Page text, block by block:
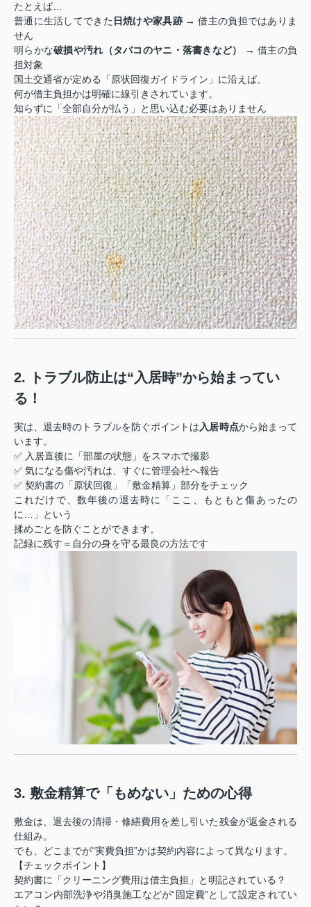
たとえば…
普通に生活してできた 日焼けや家具跡→ 借主の負担ではありま
せん
明らかな破損や汚れ（タバコのヤニ・落書きなど）
→ 借主の負
担対象
国土交通省が定める「原状回復ガイドライン」に沿えば、
何が借主負担かは明確に線引きされています。
知らずに「全部自分が払う」と思い込む必要はありません
2. トラブル防止は“入居時”から始まってい
る！
実は、退去時のトラブルを防ぐポイントは 入居時点から始まって
います。
✅ 入居直後に「部屋の状態」をスマホで撮影
✅ 気になる傷や汚れは、すぐに管理会社へ報告
✅ 契約書の「原状回復」「敷金精算」部分をチェック
これだけで、数年後の退去時に「ここ、もともと傷あったの
に…」という
揉めごとを防ぐことができます。
記録に残す＝自分の身を守る最良の方法です
3. 敷金精算で「もめない」ための心得
敷金は、退去後の清掃・修繕費用を差し引いた残金が返金される
仕組み。
でも、どこまでが“実費負担”かは契約内容によって異なります。
【チェックポイント】
契約書に「クリーニング費用は借主負担」と明記されている？
エアコン内部洗浄や消臭施工などが“固定費”として設定されてい